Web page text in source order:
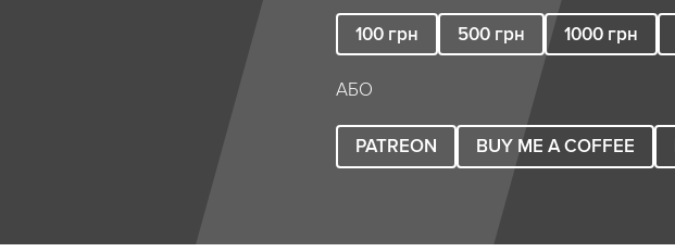
100 грн 500 грн 1000 грн
АБО
PATREON BUY ME A COFFEE